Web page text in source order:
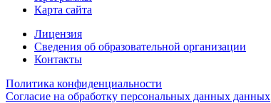
Карта сайта
Лицензия
Сведения об образовательной организации
Контакты
Политика конфиденциальности
Согласие на обработку персональных данных данных